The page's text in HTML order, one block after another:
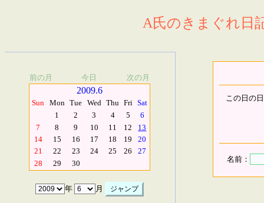
A氏のきまぐれ日
前の月 今日 次の月
2009.6
Sun Mon Tue Wed Thu Fri Sat
1
2 3 4 5
6
7
8 9 10 11 12
13
14
15 16 17 18 19
20
21
22 23 24 25 26
27
28
29 30
年 月
この日の
名前：